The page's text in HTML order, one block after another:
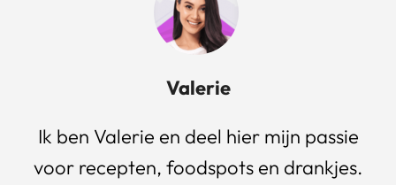
Valerie
Ik ben Valerie en deel hier mijn passie
voor recepten, foodspots en drankjes.